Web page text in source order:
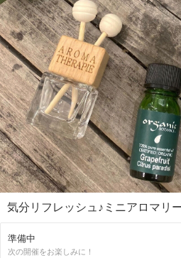
気分リフレッシュ♪ミニアロマリ
準備中
次の開催をお楽しみに！